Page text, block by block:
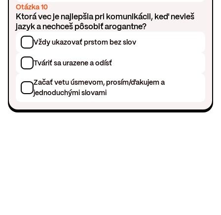
Otázka 10
Ktorá vec je najlepšia pri komunikácii, keď nevieš
jazyk a nechceš pôsobiť arogantne?
Vždy ukazovať prstom bez slov
Tváriť sa urazene a odísť
Začať vetu úsmevom, prosím/ďakujem a
jednoduchými slovami